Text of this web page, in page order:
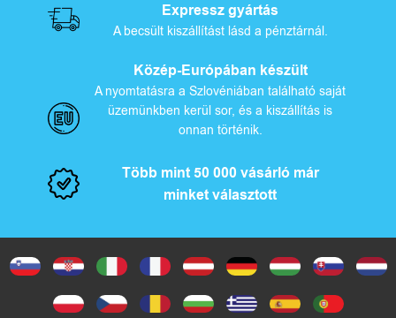
Expressz gyártás
A becsült kiszállítást lásd a pénztárnál.
Közép-Európában készült
A nyomtatásra a Szlovéniában található saját
üzemünkben kerül sor, és a kiszállítás is
onnan történik.
Több mint 50 000 vásárló már
minket választott